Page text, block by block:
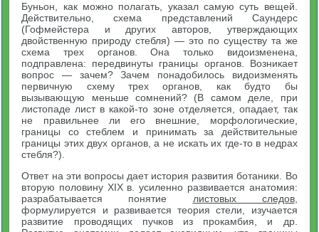
Буньон, как можно полагать, указал самую суть вещей.
Действительно, схема представлений Саундерс
(Гофмейстера и других авторов, утверждающих
двойственную природу стебля) — это по существу та же
схема трех органов. Она только видоизменена,
подправлена: передвинуты границы органов. Возникает
вопрос — зачем? Зачем понадобилось видоизменять
первичную схему трех органов, как будто бы
вызывающую меньше сомнений? (В самом деле, при
листопаде лист в какой-то зоне отделяется, опадает, так
не правильнее ли его внешние, морфологические,
границы со стеблем и принимать за действительные
границы этих двух органов, а не искать их где-то в недрах
стебля?).
Ответ на эти вопросы дает история развития ботаники. Во
вторую половину XIX в. усиленно развивается анатомия:
разрабатывается понятие листовых следов,
формулируется и развивается теория стели, изучается
развитие проводящих пучков из прокамбия, и др.